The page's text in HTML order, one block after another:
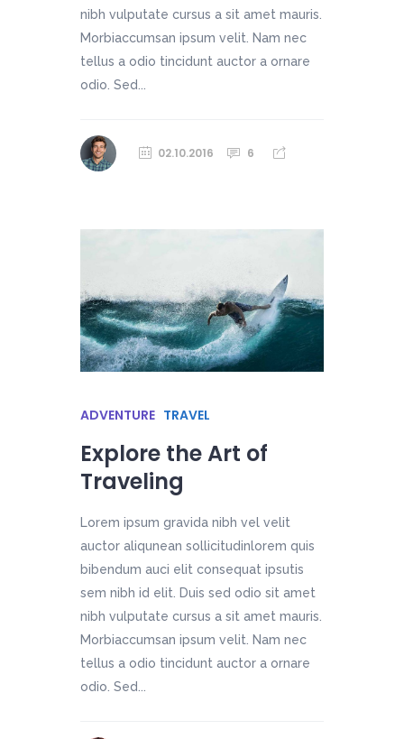
nibh vulputate cursus a sit amet mauris.
Morbiaccumsan ipsum velit. Nam nec
tellus a odio tincidunt auctor a ornare
odio. Sed...
02.10.2016 6
ADVENTURE TRAVEL
Explore the Art of
Traveling
Lorem ipsum gravida nibh vel velit
auctor aliqunean sollicitudinlorem quis
bibendum auci elit consequat ipsutis
sem nibh id elit. Duis sed odio sit amet
nibh vulputate cursus a sit amet mauris.
Morbiaccumsan ipsum velit. Nam nec
tellus a odio tincidunt auctor a ornare
odio. Sed...